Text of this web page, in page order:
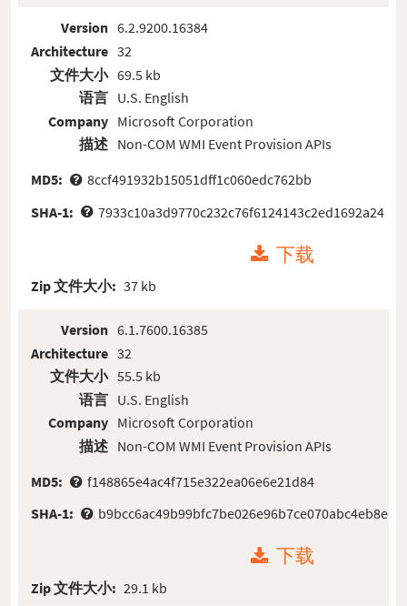
Version
Architecture
文件大小
语言
Company
描述
6.2.9200.16384
32
69.5 kb
U.S. English
Microsoft Corporation
Non-COM WMI Event Provision APIs
MD5:
8ccf491932b15051dff1c060edc762bb
SHA-1:
7933c10a3d9770c232c76f6124143c2ed1692a24
下载
Zip 文件大小: 37 kb
Version
Architecture
文件大小
语言
Company
描述
6.1.7600.16385
32
55.5 kb
U.S. English
Microsoft Corporation
Non-COM WMI Event Provision APIs
MD5:
f148865e4ac4f715e322ea06e6e21d84
SHA-1:
b9bcc6ac49b99bfc7be026e96b7ce070abc4eb8e
下载
Zip 文件大小: 29.1 kb